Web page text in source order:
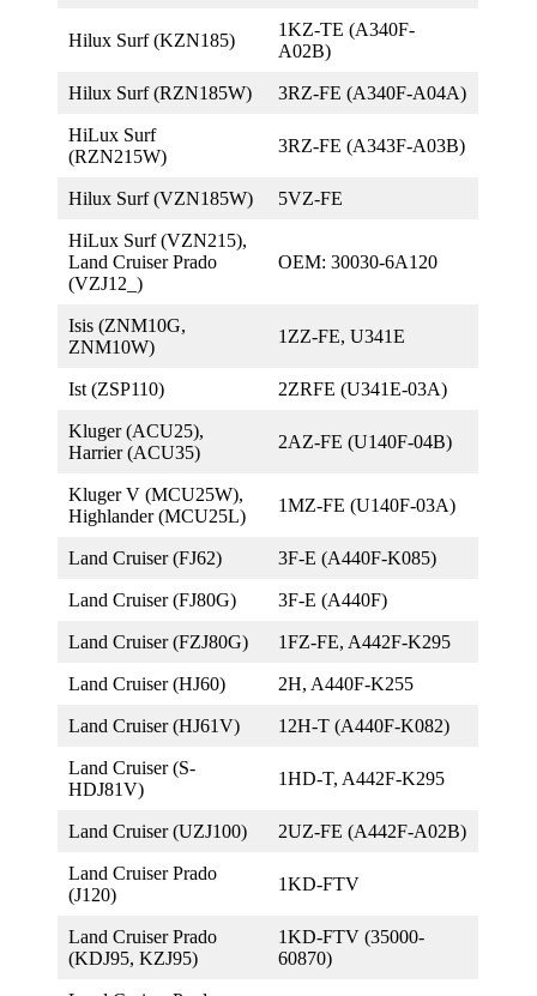
Hilux Surf (KZN185)
1KZ-TE (A340F-
A02B)
Hilux Surf (RZN185W) 3RZ-FE (A340F-A04A)
HiLux Surf
(RZN215W)
3RZ-FE (A343F-A03B)
Hilux Surf (VZN185W) 5VZ-FE
HiLux Surf (VZN215),
Land Cruiser Prado
(VZJ12_)
OEM: 30030-6A120
Isis (ZNM10G,
ZNM10W)
1ZZ-FE, U341E
Ist (ZSP110) 2ZRFE (U341E-03A)
Kluger (ACU25),
Harrier (ACU35)
2AZ-FE (U140F-04B)
Kluger V (MCU25W),
Highlander (MCU25L)
1MZ-FE (U140F-03A)
Land Cruiser (FJ62) 3F-E (A440F-K085)
Land Cruiser (FJ80G) 3F-E (A440F)
Land Cruiser (FZJ80G) 1FZ-FE, A442F-K295
Land Cruiser (HJ60) 2H, A440F-K255
Land Cruiser (HJ61V) 12H-T (A440F-K082)
Land Cruiser (S-
HDJ81V)
1HD-T, A442F-K295
Land Cruiser (UZJ100) 2UZ-FE (A442F-A02B)
Land Cruiser Prado
(J120)
1KD-FTV
Land Cruiser Prado
(KDJ95, KZJ95)
1KD-FTV (35000-
60870)